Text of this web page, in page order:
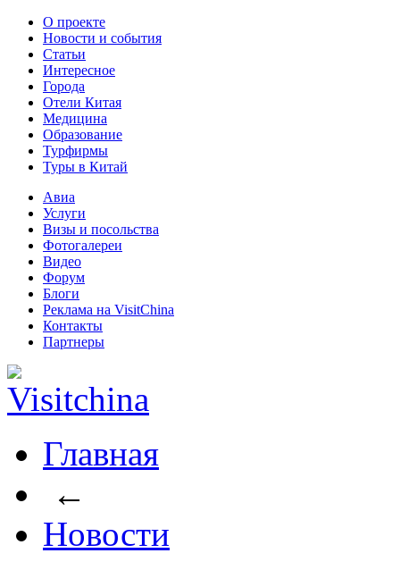
О проекте
Новости и события
Статьи
Интересное
Города
Отели Китая
Медицина
Образование
Турфирмы
Туры в Китай
Авиа
Услуги
Визы и посольства
Фотогалереи
Видео
Форум
Блоги
Реклама на VisitChina
Контакты
Партнеры
Главная
←
Новости